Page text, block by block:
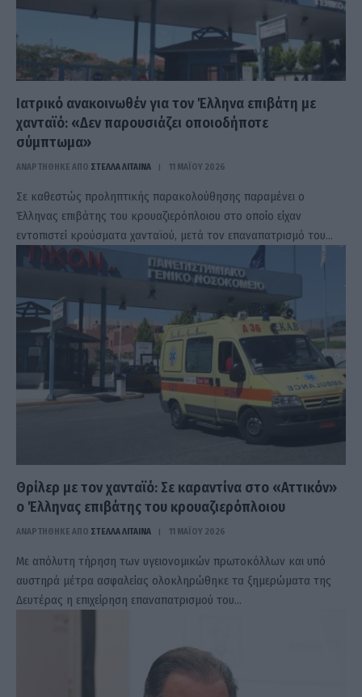
Ιατρικό ανακοινωθέν για τον Έλληνα επιβάτη με
χανταϊό: «Δεν παρουσιάζει οποιοδήποτε
σύμπτωμα»
ΑΝΑΡΤΗΘΗΚΕ ΑΠΟ ΣΤΈΛΛΑ ΛΊΤΑΙΝΑ 11 ΜΑΪ́ΟΥ 2026
Σε καθεστώς προληπτικής παρακολούθησης παραμένει ο
Έλληνας επιβάτης του κρουαζιερόπλοιου στο οποίο είχαν
εντοπιστεί κρούσματα χανταϊού, μετά τον επαναπατρισμό του…
Θρίλερ με τον χανταϊό: Σε καραντίνα στο «Αττικόν»
ο Έλληνας επιβάτης του κρουαζιερόπλοιου
ΑΝΑΡΤΗΘΗΚΕ ΑΠΟ ΣΤΈΛΛΑ ΛΊΤΑΙΝΑ 11 ΜΑΪ́ΟΥ 2026
Με απόλυτη τήρηση των υγειονομικών πρωτοκόλλων και υπό
αυστηρά μέτρα ασφαλείας ολοκληρώθηκε τα ξημερώματα της
Δευτέρας η επιχείρηση επαναπατρισμού του…